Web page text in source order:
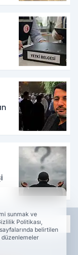
sunmak ve
Politikası,
belirtilen
düzenlemeler